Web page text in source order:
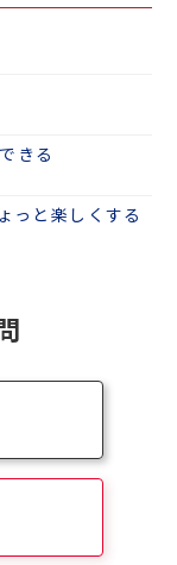
きる
と楽しくする